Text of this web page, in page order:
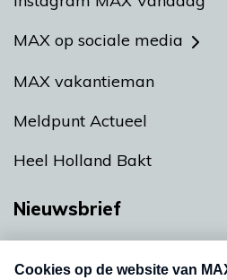
MAX op sociale media
MAX vakantieman
Meldpunt Actueel
Heel Holland Bakt
Nieuwsbrief
Neem hier een gratis
nieuwsbrief. Elke vrijdag-